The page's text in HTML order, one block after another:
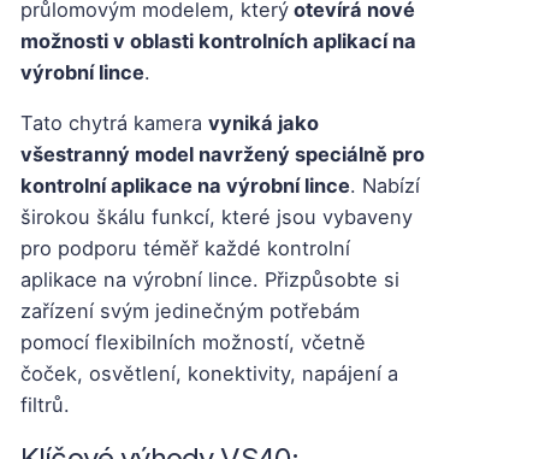
průlomovým modelem, který otevírá nové
možnosti v oblasti kontrolních aplikací na
výrobní lince.
Tato chytrá kamera vyniká jako
všestranný model navržený speciálně pro
kontrolní aplikace na výrobní lince. Nabízí
širokou škálu funkcí, které jsou vybaveny
pro podporu téměř každé kontrolní
aplikace na výrobní lince. Přizpůsobte si
zařízení svým jedinečným potřebám
pomocí flexibilních možností, včetně
čoček, osvětlení, konektivity, napájení a
filtrů.